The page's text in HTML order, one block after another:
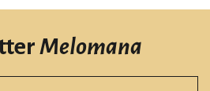
Melomana